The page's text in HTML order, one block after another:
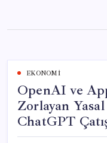
content
EKONOMI
OpenAI ve
Zorlayan
ChatGPT